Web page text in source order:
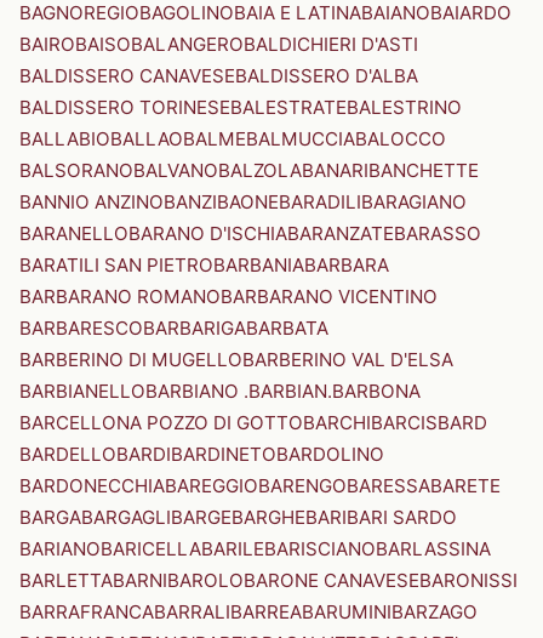
BAGNOREGIOBAGOLINOBAIA E LATINABAIANOBAIARDO
BAIROBAISOBALANGEROBALDICHIERI D'ASTI
BALDISSERO CANAVESEBALDISSERO D'ALBA
BALDISSERO TORINESEBALESTRATEBALESTRINO
BALLABIOBALLAOBALMEBALMUCCIABALOCCO
BALSORANOBALVANOBALZOLABANARIBANCHETTE
BANNIO ANZINOBANZIBAONEBARADILIBARAGIANO
BARANELLOBARANO D'ISCHIABARANZATEBARASSO
BARATILI SAN PIETROBARBANIABARBARA
BARBARANO ROMANOBARBARANO VICENTINO
BARBARESCOBARBARIGABARBATA
BARBERINO DI MUGELLOBARBERINO VAL D'ELSA
BARBIANELLOBARBIANO .BARBIAN.BARBONA
BARCELLONA POZZO DI GOTTOBARCHIBARCISBARD
BARDELLOBARDIBARDINETOBARDOLINO
BARDONECCHIABAREGGIOBARENGOBARESSABARETE
BARGABARGAGLIBARGEBARGHEBARIBARI SARDO
BARIANOBARICELLABARILEBARISCIANOBARLASSINA
BARLETTABARNIBAROLOBARONE CANAVESEBARONISSI
BARRAFRANCABARRALIBARREABARUMINIBARZAGO